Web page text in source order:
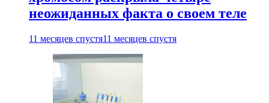
неожиданных факта о своем теле
11 месяцев спустя11 месяцев спустя